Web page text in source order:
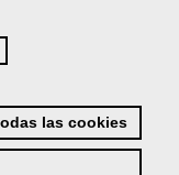
las cookies
o inicia